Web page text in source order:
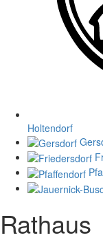
Holtendorf
Rathaus